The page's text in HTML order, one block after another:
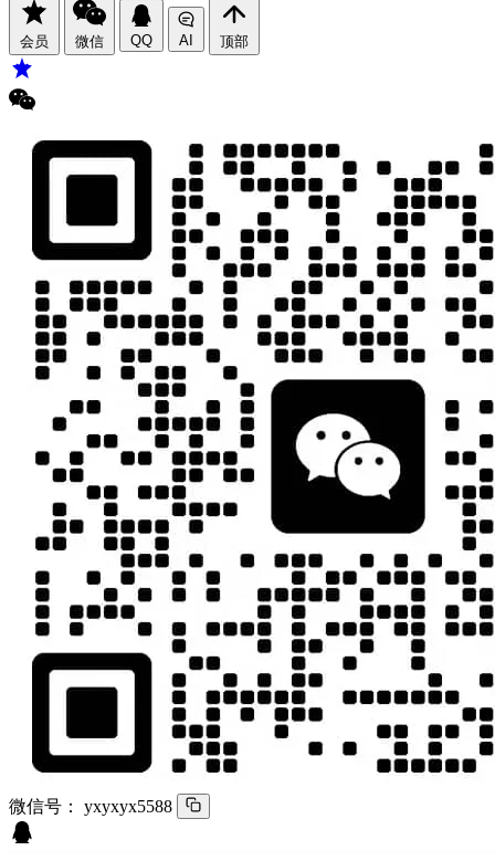
会员 微信 QQ AI 顶部
微信号： yxyxyx5588